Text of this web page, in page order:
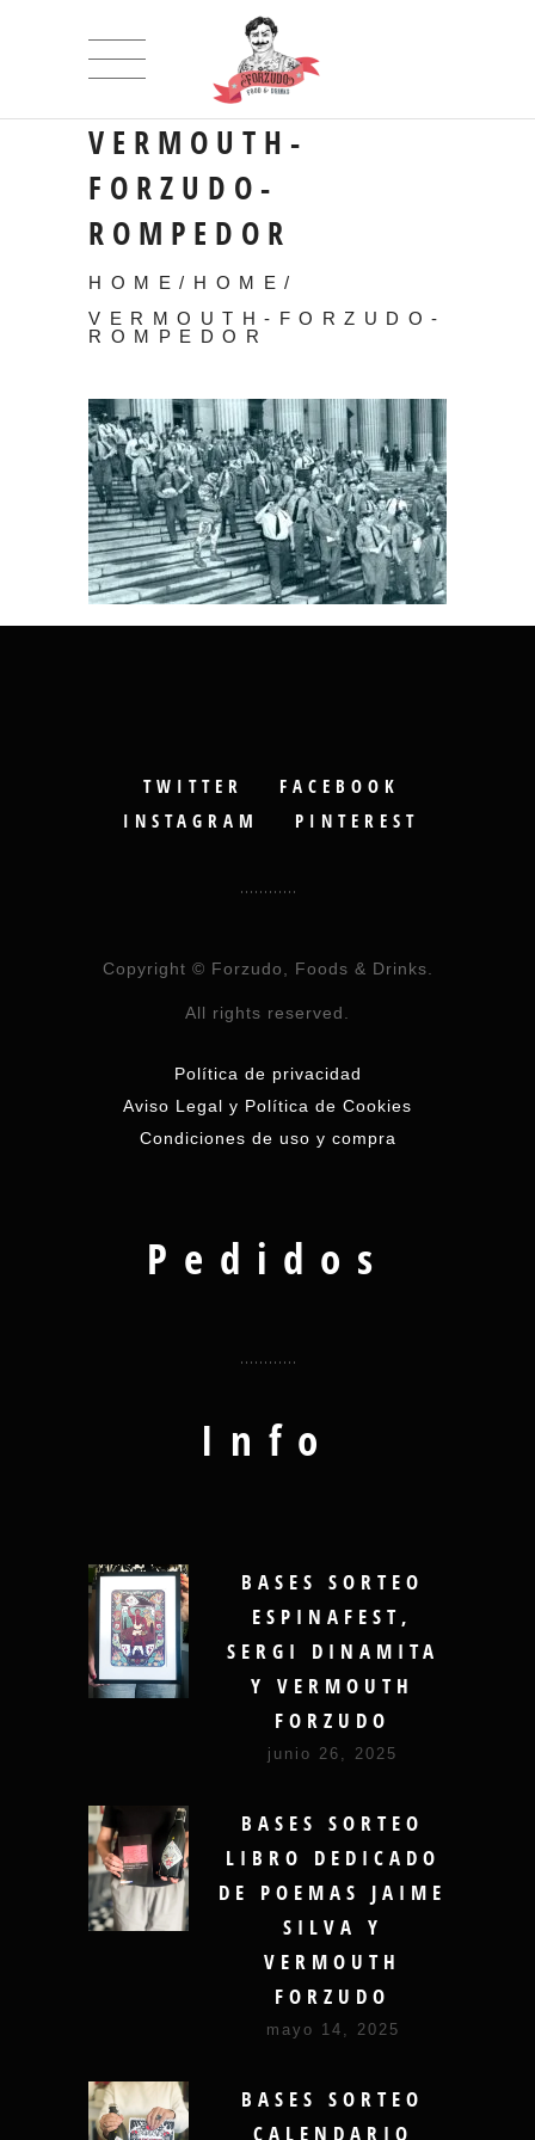
VERMOUTH-
FORZUDO-
ROMPEDOR
HOME / HOME /
VERMOUTH-FORZUDO-
ROMPEDOR
TWITTER
FACEBOOK
INSTAGRAM
PINTEREST
Copyright © Forzudo, Foods & Drinks.
All rights reserved.
Política de privacidad
Aviso Legal y Política de Cookies
Condiciones de uso y compra
Pedidos
Info
BASES SORTEO
ESPINAFEST,
SERGI DINAMITA
Y VERMOUTH
FORZUDO
junio 26, 2025
BASES SORTEO
LIBRO DEDICADO
DE POEMAS JAIME
SILVA Y
VERMOUTH
FORZUDO
mayo 14, 2025
BASES SORTEO
CALENDARIO